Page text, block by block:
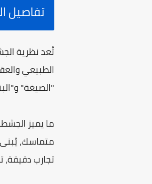
تفاصيل
الطبيعي
"الصيغة"
ما يميز
متماسك،
تجارب دقيقة،